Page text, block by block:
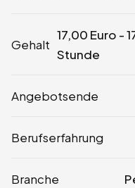
Gehalt
17,00 Euro -
Stunde
Angebotsende
Berufserfahrung
Branche